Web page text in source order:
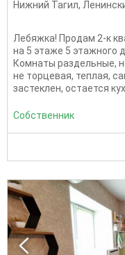
Нижний Тагил,
Лебяжка! Продам 2-к
на 5 этаже 5 этажного
Комнаты раздельные,
не торцевая, теплая,
застеклен, остается
Собственник